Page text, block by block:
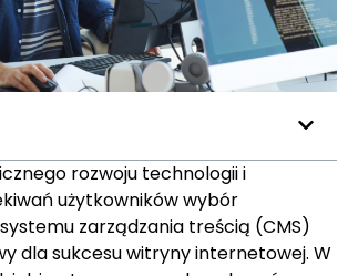
rozwoju technologii i
użytkowników wybór
zarządzania treścią (CMS)
dla sukcesu witryny internetowej. W